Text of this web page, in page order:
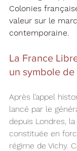
Colonies
valeur sur le
contemporaine.
La France
un symbole
Après l’appel
lancé par le
depuis Londres,
constituée en
régime de Vichy.